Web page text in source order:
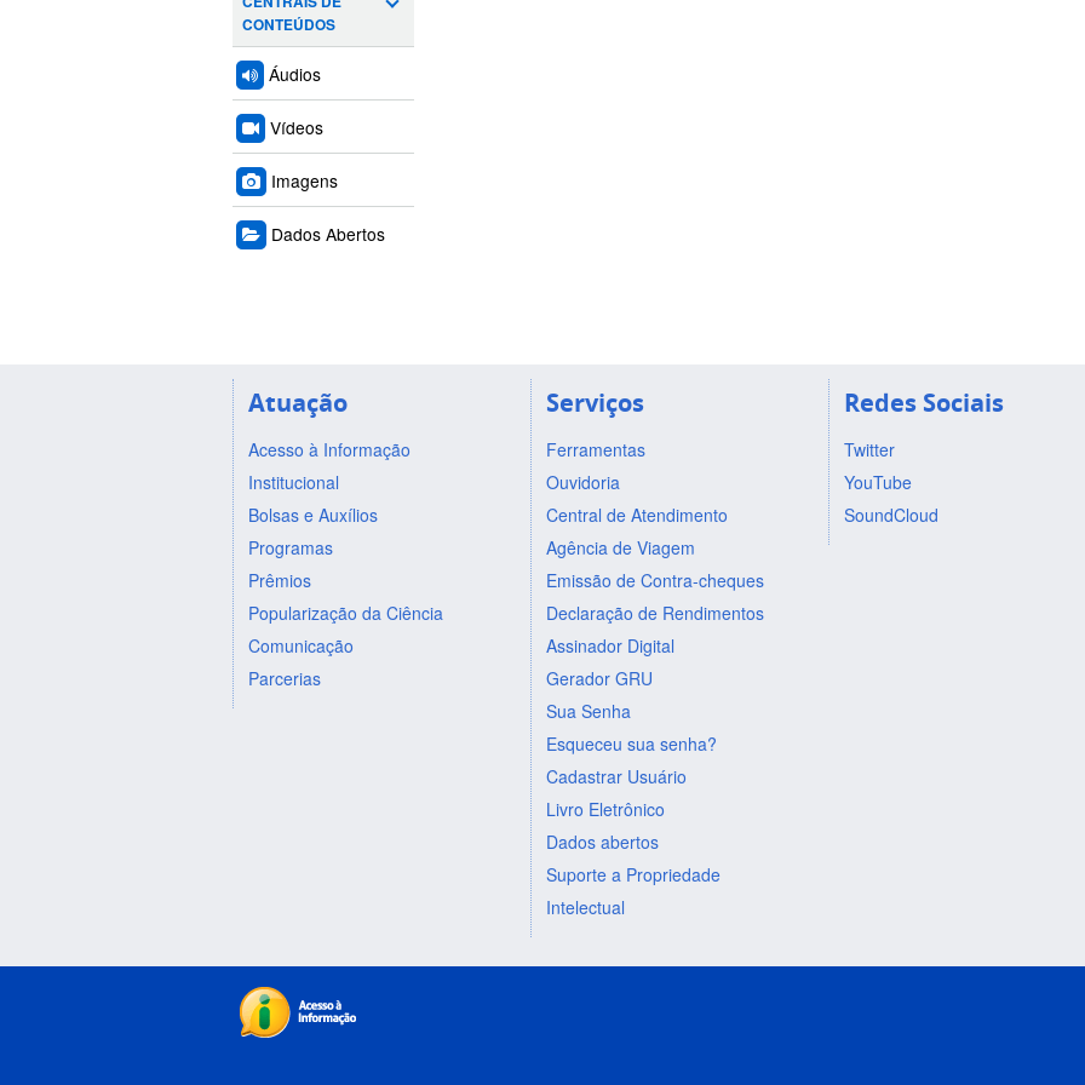
CONTEÚDOS
Áudios
Vídeos
Imagens
Dados Abertos
Atuação
Acesso à Informação
Institucional
Bolsas e Auxílios
Programas
Prêmios
Popularização da Ciência
Comunicação
Parcerias
Serviços
Ferramentas
Ouvidoria
Central de Atendimento
Agência de Viagem
Emissão de Contra-cheques
Declaração de Rendimentos
Assinador Digital
Gerador GRU
Sua Senha
Esqueceu sua senha?
Cadastrar Usuário
Livro Eletrônico
Dados abertos
Suporte a Propriedade
Intelectual
Redes Sociais
Twitter
YouTube
SoundCloud